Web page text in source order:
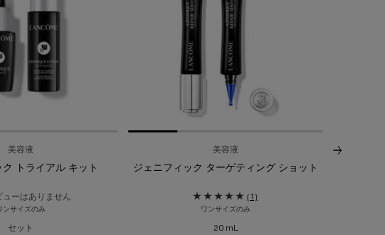
美容液
トライアル キット
ューはありません
ンサイズのみ
セット
美容液
ジェニフィック ターゲティング ショット​
(1)
ワンサイズのみ
20 mL